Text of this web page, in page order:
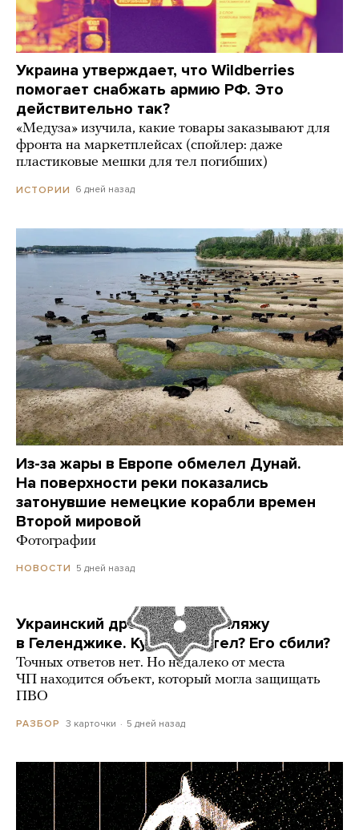
Украина утверждает, что Wildberries
помогает снабжать армию РФ. Это
действительно так?
«Медуза» изучила, какие товары заказывают для
фронта на маркетплейсах (спойлер: даже
пластиковые мешки для тел погибших)
ИСТОРИИ 6 дней назад
Из-за жары в Европе обмелел Дунай.
На поверхности реки показались
затонувшие немецкие корабли времен
Второй мировой
Фотографии
НОВОСТИ 5 дней назад
Украинский дрон попал по пляжу
в Геленджике. Куда он летел? Его сбили?
Точных ответов нет. Но недалеко от места
ЧП находится объект, который могла защищать
ПВО
РАЗБОР 3 карточки 5 дней назад